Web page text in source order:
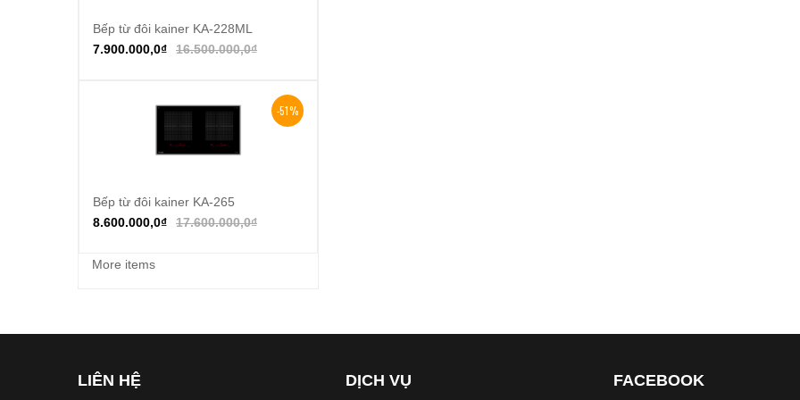
Thêm vào giỏ hàng
Bếp từ đôi kainer KA-228ML
16.500.000,0₫
7.900.000,0₫
-51%
Thêm vào giỏ hàng
Bếp từ đôi kainer KA-265
17.600.000,0₫
8.600.000,0₫
More items
LIÊN HỆ DỊCH VỤ FACEBOOK